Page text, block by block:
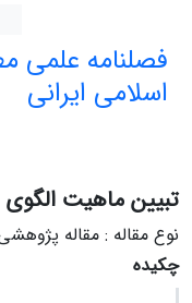
فصلنامه علمی
اسلامی ایرانی
تبیین ماهیت
نوع مقاله : مقاله
چکیده